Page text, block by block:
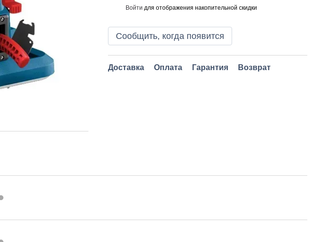
Войти для отображения накопительной скидки
Сообщить, когда появится
Доставка Оплата Гарантия Возврат